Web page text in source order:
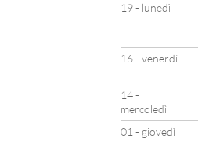
19 - lunedì
16 - venerdì
14 -
mercoledì
01 - giovedì